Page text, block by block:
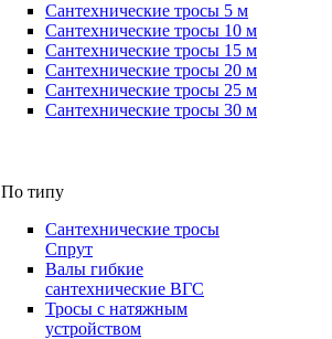
Сантехнические тросы 5 м
Сантехнические тросы 10 м
Сантехнические тросы 15 м
Сантехнические тросы 20 м
Сантехнические тросы 25 м
Сантехнические тросы 30 м
По типу
Сантехнические тросы
Спрут
Валы гибкие
сантехнические ВГС
Тросы с натяжным
устройством